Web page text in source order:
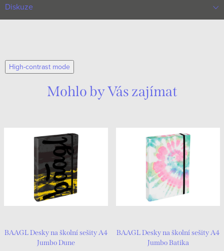
Diskuze
High-contrast mode
Mohlo by Vás zajímat
BAAGL Desky na školní sešity A4
Jumbo Dune
BAAGL Desky na školní sešity A4
Jumbo Batika